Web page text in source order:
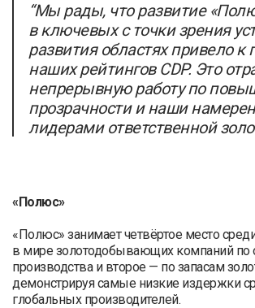
“Мы рады, что развитие
в ключевых с точки зрения
развития областях привело
наших рейтингов CDP. Это
непрерывную работу по
прозрачности и наши
лидерами ответственной
«Полюс»
«Полюс» занимает четвёртое место
в мире золотодобывающих компаний по
производства и второе — по запасам
демонстрируя самые низкие издержки
глобальных производителей.